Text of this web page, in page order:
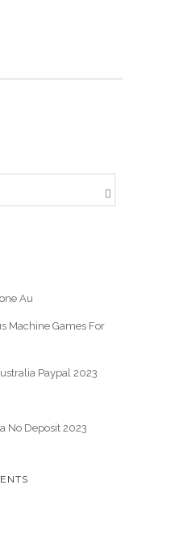
Au
Machine Games For
Paypal 2023
No Deposit 2023